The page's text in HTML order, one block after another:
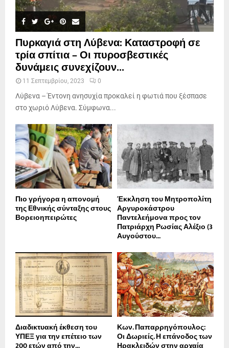
Πυρκαγιά στη Λύβενα: Καταστροφή σε
τρία σπίτια – Οι πυροσβεστικές
δυνάμεις συνεχίζουν...
11 Σεπτεμβρίου, 2023 0
Λύβενα – Έντονη ανησυχία προκαλεί η φωτιά που ξέσπασε
στο χωριό Λύβενα. Σύμφωνα...
Πιο γρήγορα η απονοµή
της Εθνικής σύνταξης στους
Βορειοηπειρώτες
Έκκληση του Μητροπολίτη
Αργυροκάστρου
Παντελεήμονα προς τον
Πατριάρχη Ρωσίας Αλέξιο (3
Αυγούστου...
Διαδικτυακή έκθεση του
ΥΠΕΞ για την επέτειο των
200 ετών από την...
Κων. Παπαρρηγόπουλος:
Οι Δωριείς. Η επάνοδος των
Ηρακλειδών στην αρχαία